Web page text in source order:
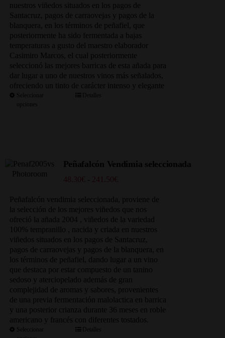
nuestros viñedos situados en los pagos de
Santacruz, pagos de carraovejas y pagos de la
blanquera, en los términos de peñafiel, que
posteriormente ha sido fermentada a bajas
temperaturas a gusto del maestro elaborador
Casimiro Marcos, el cual posteriormente
seleccionó las mejores barricas de esta añada para
dar lugar a uno de nuestros vinos más señalados,
ofreciendo un tinto de carácter intenso y elegante
Seleccionar
Detalles
Peñafalcón Vendimia seleccionada
48.30€ - 241.50€
precios:
desde
48.30€
hasta
241.50€
Peñafalcón vendimia seleccionada, proviene de
la selección de los mejores viñedos que nos
ofreció la añada 2004 , viñedos de la variedad
100% tempranillo , nacida y criada en nuestros
viñedos situados en los pagos de Santacruz,
pagos de carraovejas y pagos de la blanquera, en
los términos de peñafiel, dando lugar a un vino
que destaca por estar compuesto de un tanino
sedoso y aterciopelado además de gran
complejidad de aromas y sabores, provenientes
de una previa fermentación malolactica en barrica
y una posterior crianza durante 36 meses en roble
americano y francés con diferentes tostados.
Seleccionar
Detalles